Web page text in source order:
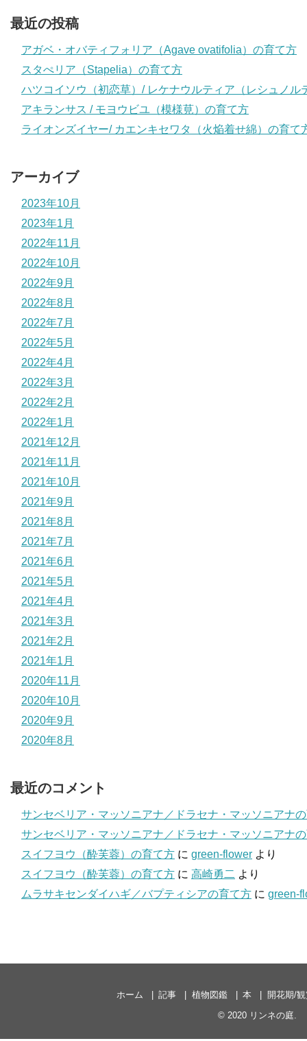
最近の投稿
アガベ・オバティフォリア（Agave ovatifolia）の育て方
スタぺリア（Stapelia）の育て方
ハツコイソウ（初恋草）/ レケナウルティア（レシュノル
アキランサス / モヨウビユ（模様莧）の育て方
ライオンズイヤー/ カエンキセワタ（火焔着せ綿）の育て
アーカイブ
2023年10月
2023年1月
2022年11月
2022年10月
2022年9月
2022年8月
2022年7月
2022年5月
2022年4月
2022年3月
2022年2月
2022年1月
2021年12月
2021年11月
2021年10月
2021年9月
2021年8月
2021年7月
2021年6月
2021年5月
2021年4月
2021年3月
2021年2月
2021年1月
2020年11月
2020年10月
2020年9月
2020年8月
最近のコメント
サンセベリア・マッソニアナ／ドラセナ・マッソニアナ
サンセベリア・マッソニアナ／ドラセナ・マッソニアナ
スイフヨウ（酔芙蓉）の育て方 に green-flower より
スイフヨウ（酔芙蓉）の育て方 に 高崎勇二 より
ムラサキセンダイハギ／バプティシアの育て方 に green-
ホーム 記事 植物図鑑 本
開花期/
© 2020 リンネの庭